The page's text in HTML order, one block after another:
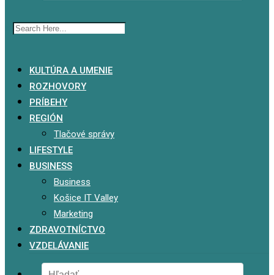
KULTÚRA A UMENIE
ROZHOVORY
PRÍBEHY
REGIÓN
Tlačové správy
LIFESTYLE
BUSINESS
Business
Košice IT Valley
Marketing
ZDRAVOTNÍCTVO
VZDELÁVANIE